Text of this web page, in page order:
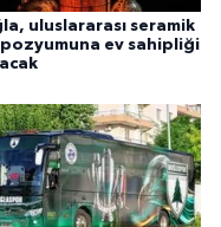
uluslararası seramik
ev sahipliği